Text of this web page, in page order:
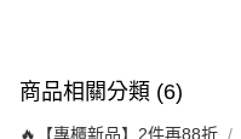
商品相關分類 (6)
🔥【專櫃新品】2件再88折